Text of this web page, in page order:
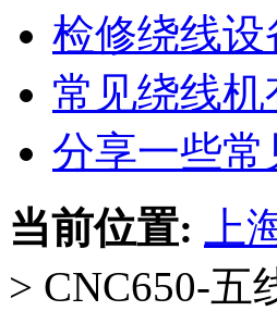
检修绕线
常见绕线
分享一些
当前位置:
上
> CNC650-五